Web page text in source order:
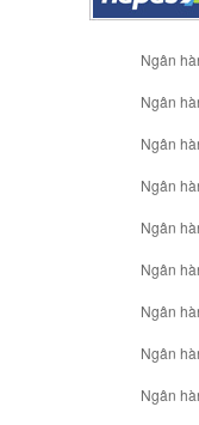
Ngân
Ngân
Ngân
Ngân
Ngân
Ngân
Ngân
Ngân
Ngân